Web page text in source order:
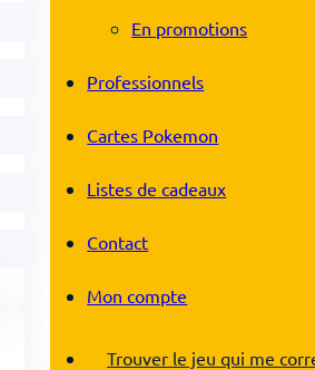
En promotions
Professionnels
Cartes Pokemon
Listes de cadeaux
Contact
Mon compte
Trouver le jeu qui me